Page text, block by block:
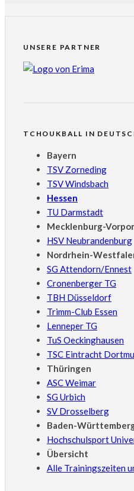
UNSERE PARTNER
TCHOUKBALL IN
Bayern
TSV Zorneding
TSV Windsbach
Hessen
TU Darmstadt
Mecklenburg-
HSV Neubrandenburg
Nordrhein-
SG Attendorn/Ennest
Cronenberger TG
TBH Düsseldorf
Trimm-Club Essen
Lenneper TG
TuS Oeckinghausen
TSC Eintracht
Thüringen
ASC Weimar
SG Urbich
SV Drosselberg
Baden-
Hochschulsport
Übersicht
Alle Trainingszeiten